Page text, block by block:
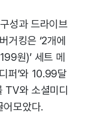
성과 드라이브
거킹은 ‘2개에
원)’ 세트 메
퍼’와 10.99달
TV와 소셜미디
어모았다.